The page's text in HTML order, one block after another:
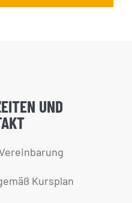
UND
Kursplan